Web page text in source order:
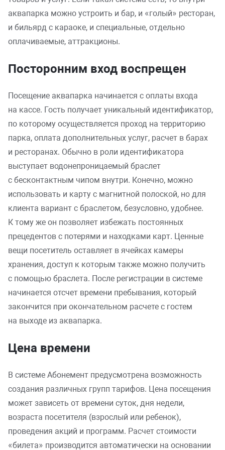
аквапарка можно устроить и бар, и «голый» ресторан,
и бильярд с караоке, и специальные, отдельно
оплачиваемые, аттракционы.
Посторонним вход воспрещен
Посещение аквапарка начинается с оплаты входа
на кассе. Гость получает уникальный идентификатор,
по которому осуществляется проход на территорию
парка, оплата дополнительных услуг, расчет в барах
и ресторанах. Обычно в роли идентификатора
выступает водонепроницаемый браслет
с бесконтактным чипом внутри. Конечно, можно
использовать и карту с магнитной полоской, но для
клиента вариант с браслетом, безусловно, удобнее.
К тому же он позволяет избежать постоянных
прецедентов с потерями и находками карт. Ценные
вещи посетитель оставляет в ячейках камеры
хранения, доступ к которым также можно получить
с помощью браслета. После регистрации в системе
начинается отсчет времени пребывания, который
закончится при окончательном расчете с гостем
на выходе из аквапарка.
Цена времени
В системе Абонемент предусмотрена возможность
создания различных групп тарифов. Цена посещения
может зависеть от времени суток, дня недели,
возраста посетителя (взрослый или ребенок),
проведения акций и программ. Расчет стоимости
«билета» производится автоматически на основании